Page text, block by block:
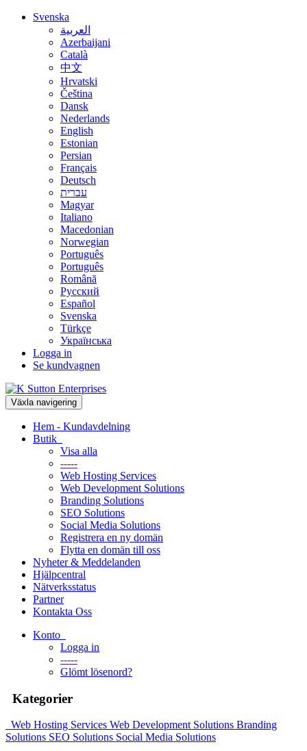
Svenska
العربية
Azerbaijani
Català
中文
Hrvatski
Čeština
Dansk
Nederlands
English
Estonian
Persian
Français
Deutsch
עברית
Magyar
Italiano
Macedonian
Norwegian
Português
Português
Română
Русский
Español
Svenska
Türkçe
Українська
Logga in
Se kundvagnen
Växla navigering
Hem - Kundavdelning
Butik
Visa alla
-----
Web Hosting Services
Web Development Solutions
Branding Solutions
SEO Solutions
Social Media Solutions
Registrera en ny domän
Flytta en domän till oss
Nyheter & Meddelanden
Hjälpcentral
Nätverksstatus
Partner
Kontakta Oss
Konto
Logga in
-----
Glömt lösenord?
Kategorier
Web Hosting Services Web Development Solutions Branding
Solutions SEO Solutions Social Media Solutions